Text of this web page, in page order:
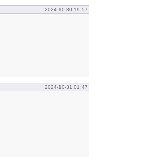
2024-10-30 19:57
2024-10-31 01:47